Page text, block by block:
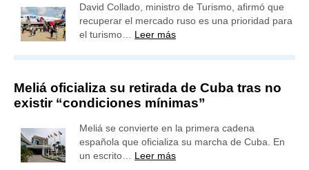
David Collado, ministro de Turismo, afirmó que
recuperar el mercado ruso es una prioridad para
el turismo… Leer más
Meliá oficializa su retirada de Cuba tras no
existir “condiciones mínimas”
Meliá se convierte en la primera cadena
española que oficializa su marcha de Cuba. En
un escrito… Leer más